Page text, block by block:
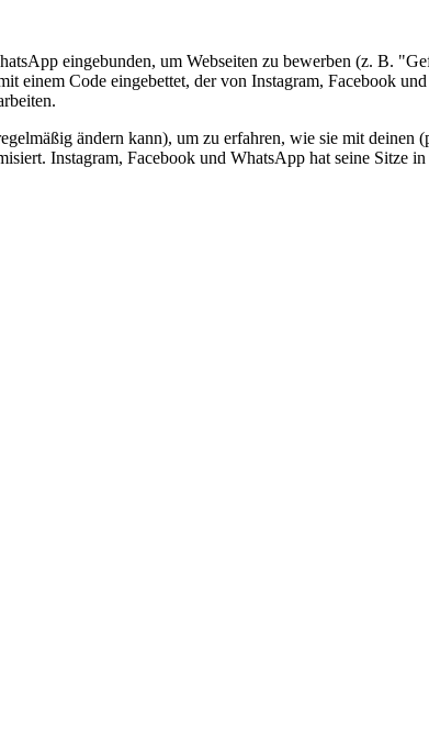
eingebunden, um Webseiten zu bewerben (z. B.
einem Code eingebettet, der von Instagram, Facebook
ändern kann), um zu erfahren, wie sie mit deinen
Instagram, Facebook und WhatsApp hat seine Sitze in